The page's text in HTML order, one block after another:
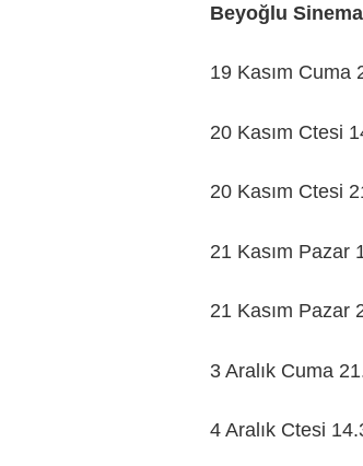
Beyoğlu
19 Kasım Cuma
20 Kasım Ctesi
20 Kasım Ctesi
21 Kasım Pazar
21 Kasım Pazar
3 Aralık Cuma
4 Aralık Ctesi